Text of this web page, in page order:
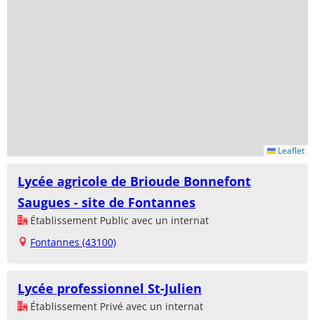
Leaflet
Lycée agricole de Brioude Bonnefont
Saugues - site de Fontannes
Établissement Public avec un internat
Fontannes (43100)
Lycée professionnel St-Julien
Établissement Privé avec un internat